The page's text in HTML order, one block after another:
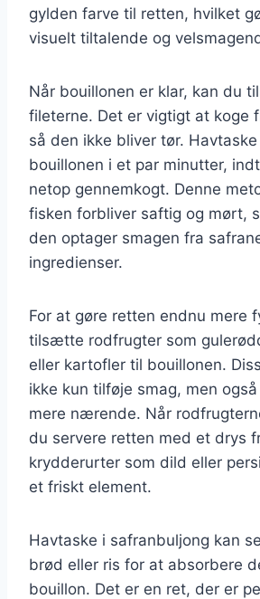
gylden farve til retten, hvilket
visuelt tiltalende og
Når bouillonen er klar, kan du
fileterne. Det er vigtigt at koge
så den ikke bliver tør.
bouillonen i et par minutter,
netop gennemkogt. Denne
fisken forbliver saftig og mørt,
den optager smagen fra
ingredienser.
For at gøre retten endnu mere
tilsætte rodfrugter som
eller kartofler til bouillonen.
ikke kun tilføje smag, men
mere nærende. Når
du servere retten med et drys
krydderurter som dild eller
et friskt element.
Havtaske i safranbuljong kan
brød eller ris for at absorbere
bouillon. Det er en ret, der er